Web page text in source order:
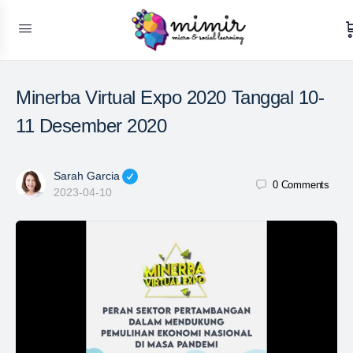
Minerba Virtual Expo 2020 Tanggal 10-
11 Desember 2020
Sarah Garcia
2023-04-10
0 Comments